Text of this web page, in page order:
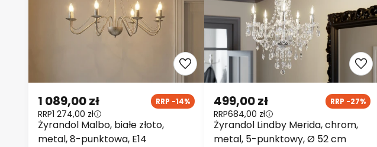
Żyrandol Malbo, białe złoto,
metal, 8-punktowa, E14
1 089,00 zł RRP -14%
RRP1 274,00 zł
Żyrandol Lindby Merida, chrom,
metal, 5-punktowy, Ø 52 cm
499,00 zł RRP -27%
RRP684,00 zł